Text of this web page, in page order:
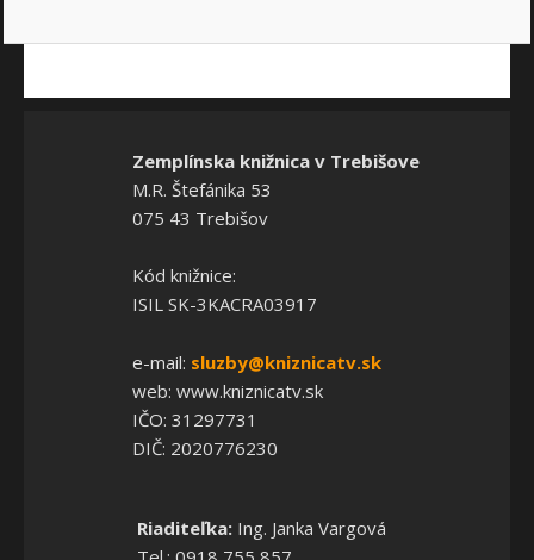
Zemplínska knižnica v Trebišove
M.R. Štefánika 53
075 43 Trebišov
Kód knižnice:
ISIL SK-3KACRA03917
e-mail: sluzby@kniznicatv.sk
web: www.kniznicatv.sk
IČO: 31297731
DIČ: 2020776230
Riaditeľka:Ing. Janka Vargová